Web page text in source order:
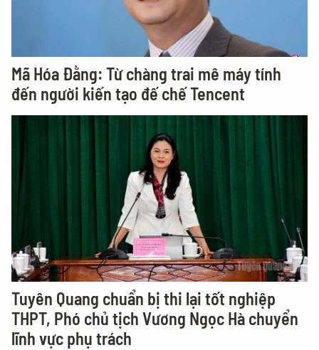
Mã Hóa Đằng: Từ chàng trai mê máy tính
đến người kiến tạo đế chế Tencent
Tuyên Quang chuẩn bị thi lại tốt nghiệp
THPT, Phó chủ tịch Vương Ngọc Hà chuyển
lĩnh vực phụ trách